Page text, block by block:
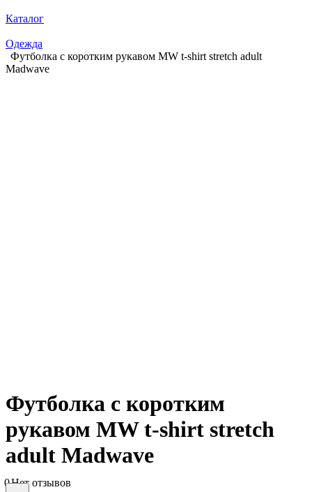
Каталог
Одежда
Футболка с коротким рукавом MW t-shirt stretch adult
Madwave
Футболка с коротким
рукавом MW t-shirt stretch
adult Madwave
0Нет отзывов